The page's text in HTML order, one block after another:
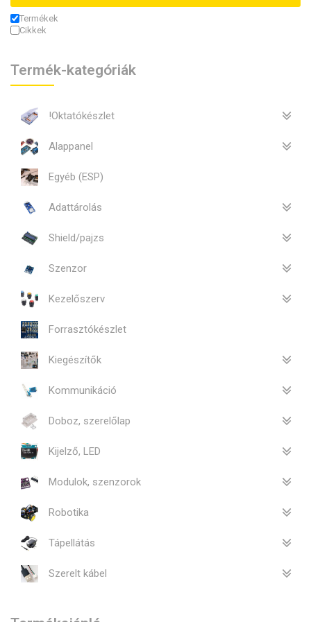
Termékek
Cikkek
Termék-kategóriák
!Oktatókészlet
Alappanel
Egyéb (ESP)
Adattárolás
Shield/pajzs
Szenzor
Kezelőszerv
Forrasztókészlet
Kiegészítők
Kommunikáció
Doboz, szerelőlap
Kijelző, LED
Modulok, szenzorok
Robotika
Tápellátás
Szerelt kábel